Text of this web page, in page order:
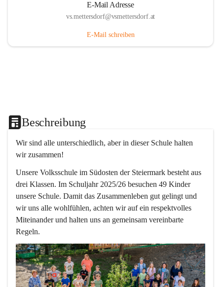
E-Mail Adresse
vs.mettersdorf@vsmettersdorf.at
E-Mail schreiben
Beschreibung
Wir sind alle unterschiedlich, aber in dieser Schule halten
wir zusammen!
Unsere Volksschule im Südosten der Steiermark besteht aus
drei Klassen. Im Schuljahr 2025/26 besuchen 49 Kinder
unsere Schule. Damit das Zusammenleben gut gelingt und
wir uns alle wohlfühlen, achten wir auf ein respektvolles
Miteinander und halten uns an gemeinsam vereinbarte
Regeln.